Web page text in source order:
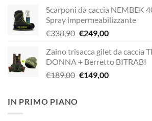
originale
era:
€338,90.
attuale
è:
€229,00.
Scarponi da caccia NEMBEK
Spray impermeabilizzante
€338,90 Il
originale
era:
€338,90.
€249,00Il
attuale
è:
€249,00.
Zaino trisacca gilet da caccia
DONNA + Berretto BITRABI
€189,00 Il
€149,00Il
IN PRIMO PIANO